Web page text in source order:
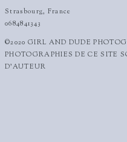
Strasbourg, France
0684841343
©2020 GIRL AND DUDE
PHOTOGRAPHIES DE CE SITE
D'AUTEUR